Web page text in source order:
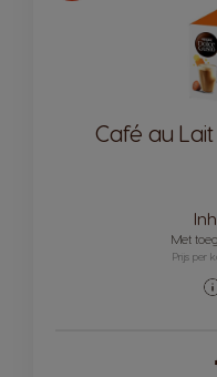
Café au Lait
Met
Prijs per